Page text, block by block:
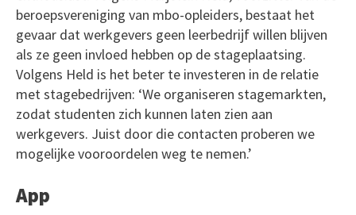
beroepsvereniging van mbo-opleiders, bestaat het
gevaar dat werkgevers geen leerbedrijf willen blijven
als ze geen invloed hebben op de stageplaatsing.
Volgens Held is het beter te investeren in de relatie
met stagebedrijven: ‘We organiseren stagemarkten,
zodat studenten zich kunnen laten zien aan
werkgevers. Juist door die contacten proberen we
mogelijke vooroordelen weg te nemen.’
App